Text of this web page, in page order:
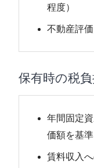
程度）
不動産評
保有時の税
年間固定
価額を基準
賃料収入